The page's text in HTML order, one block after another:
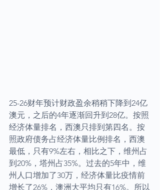
25-26财年预计财政盈余稍稍下降到24亿
澳元，之后的4年逐渐回升到28亿。按照
经济体量排名，西澳只排到第四名。按
照政府债务占经济体量比例排名，西澳
最低，只有9%左右，相比之下，维州占
到20%，塔州占35%。过去的5年中，维
州人口增加了30万，经济体量比疫情前
增长了26%，澳洲大平均只有16%。所以